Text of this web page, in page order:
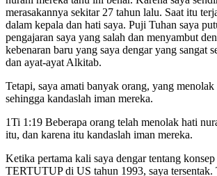
merasakannya sekitar 27 tahun lalu. Saat itu
dalam kepala dan hati saya. Puji Tuhan saya
pengajaran saya yang salah dan menyambut
kebenaran baru yang saya dengar yang sangat
dan ayat-ayat Alkitab.
Tetapi, saya amati banyak orang, yang
sehingga kandaslah iman mereka.
1Ti 1:19 Beberapa orang telah menolak hati
itu, dan karena itu kandaslah iman mereka.
Ketika pertama kali saya dengar tentang
TERTUTUP di US tahun 1993, saya tersentak.